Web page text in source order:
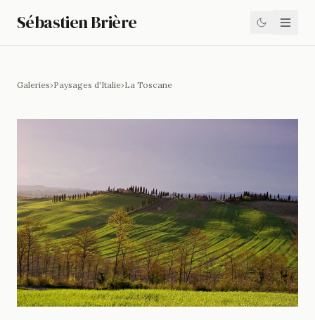
Sébastien Brière
Galeries›Paysages d'Italie›La Toscane